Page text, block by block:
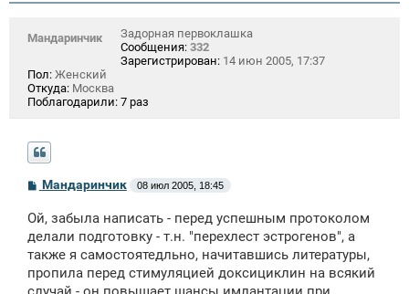
Мандаринчик
Задорная первоклашка
Сообщения: 332
Зарегистрирован: 14 июн 2005, 17:37
Пол: Женский
Откуда: Москва
Поблагодарили: 7 раз
С
б
щ
н
и
Мандаринчик 08 июл 2005, 18:45
Ой, забыла написать - перед успешным протоколом
делали подготовку - т.н. "перехлест эстрогенов", а
также я самостоятедльно, начитавшись литературы,
пропила перед стимуляцией доксициклин на всякий